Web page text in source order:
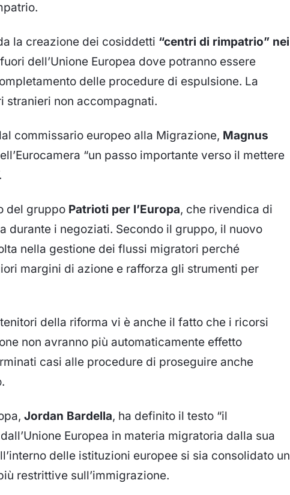
la creazione dei cosiddetti “centri di rimpatrio” nei
dell’Unione Europea dove potranno essere
delle procedure di espulsione. La
stranieri non accompagnati.
commissario europeo alla Migrazione, Magnus
“un passo importante verso il mettere
del gruppo Patrioti per l’Europa, che rivendica di
durante i negoziati. Secondo il gruppo, il nuovo
nella gestione dei flussi migratori perché
margini di azione e rafforza gli strumenti per
della riforma vi è anche il fatto che i ricorsi
non avranno più automaticamente effetto
casi alle procedure di proseguire anche
Jordan Bardella, ha definito il testo “il
Europea in materia migratoria dalla sua
delle istituzioni europee si sia consolidato un
restrittive sull’immigrazione.